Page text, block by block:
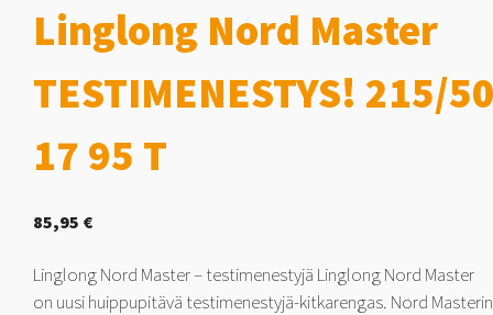
Linglong Nord Master
TESTIMENESTYS! 215/
17 95 T
85,95 €
Linglong Nord Master – testimenestyjä Linglong Nord Master
on uusi huippupitävä testimenestyjä-kitkarengas. Nord Masterin